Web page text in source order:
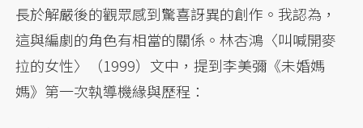
長於解嚴後的觀眾感到驚喜訝異的創作。我認為，
這與編劇的角色有相當的關係。林杏鴻〈叫喊開麥
拉的女性〉（1999）文中，提到李美彌《未婚媽
媽》第一次執導機緣與歷程：